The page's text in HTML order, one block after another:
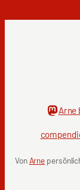
Arne
VonArne